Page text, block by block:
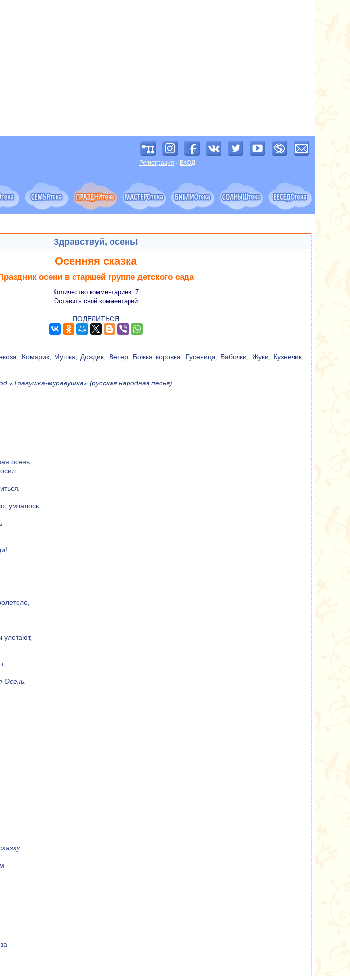
Регистрация / ВХОД
Здравствуй, осень!
Осенняя сказка
Праздник осени в старшей группе детского сада
Количество комментариев: 7
Оставить свой комментарий
ПОДЕЛИТЬСЯ
Комарик, Мушка, Дождик, Ветер, Божья коровка, Гусеница, Бабочки, Жуки, Кузнечик,
«Травушка-муравушка» (русская народная песня).
осень,
умчалось,
Осень.